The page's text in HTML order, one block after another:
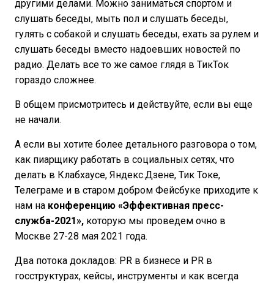
другими делами. Можно заниматься спортом и
слушать беседы, мыть пол и слушать беседы,
гулять с собакой и слушать беседы, ехать за рулем и
слушать беседы вместо надоевших новостей по
радио. Делать все то же самое глядя в ТикТок
гораздо сложнее.
В общем присмотритесь и действуйте, если вы еще
не начали.
А если вы хотите более детального разговора о том,
как пиарщику работать в социальных сетях, что
делать в Клабхаусе, Яндекс.Дзене, Тик Токе,
Телеграме и в старом добром Фейсбуке приходите к
нам на конференцию «Эффективная пресс-
служба-2021», которую мы проведем очно в
Москве 27-28 мая 2021 года.
Два потока докладов: PR в бизнесе и PR в
госструктурах, кейсы, инструменты и как всегда